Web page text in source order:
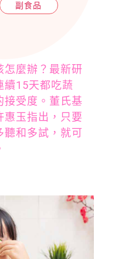
副食品
怎麼辦？最新研
續15天都吃蔬
接受度。董氏基
惠玉指出，只要
聽和多試，就可